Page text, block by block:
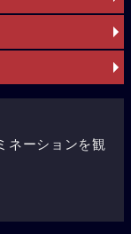
ネーションを観